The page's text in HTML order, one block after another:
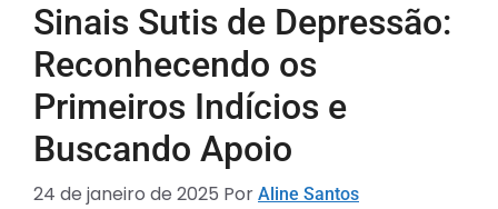
Sinais Sutis de Depressão:
Reconhecendo os
Primeiros Indícios e
Buscando Apoio
24 de janeiro de 2025 Por Aline Santos